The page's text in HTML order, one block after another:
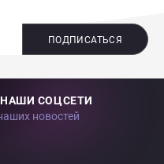
ПОДПИСАТЬСЯ
СОЦСЕТИ
новостей